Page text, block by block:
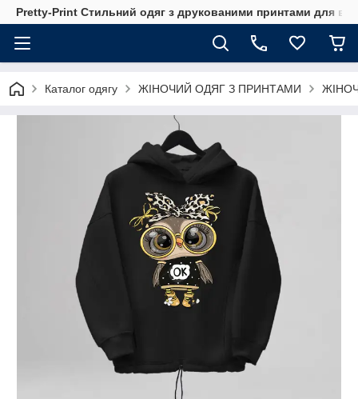
Pretty-Print Стильний одяг з друкованими принтами для
Каталог одягу ЖІНОЧИЙ ОДЯГ З ПРИНТАМИ